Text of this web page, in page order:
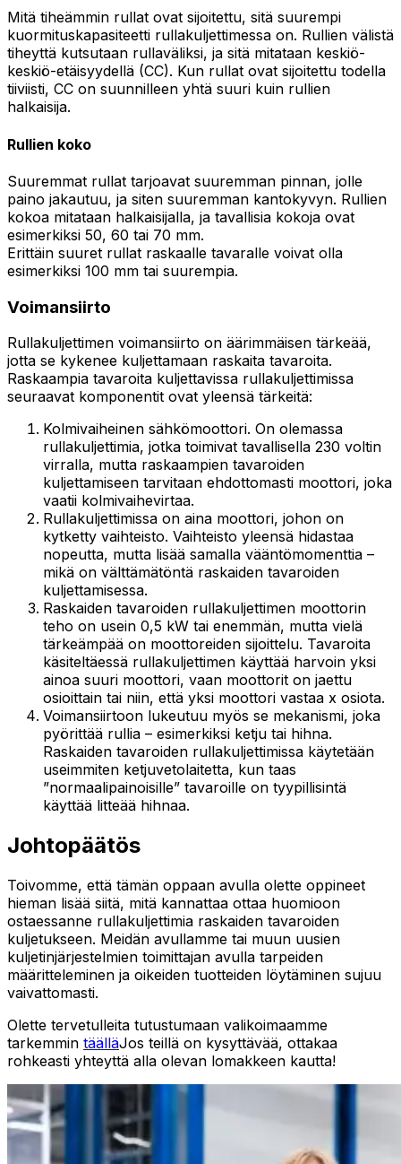
Mitä tiheämmin rullat ovat sijoitettu, sitä suurempi
kuormituskapasiteetti rullakuljettimessa on. Rullien välistä
tiheyttä kutsutaan rullaväliksi, ja sitä mitataan keskiö-
keskiö-etäisyydellä (CC). Kun rullat ovat sijoitettu todella
tiiviisti, CC on suunnilleen yhtä suuri kuin rullien
halkaisija.
Rullien koko
Suuremmat rullat tarjoavat suuremman pinnan, jolle
paino jakautuu, ja siten suuremman kantokyvyn. Rullien
kokoa mitataan halkaisijalla, ja tavallisia kokoja ovat
esimerkiksi 50, 60 tai 70 mm.
Erittäin suuret rullat raskaalle tavaralle voivat olla
esimerkiksi 100 mm tai suurempia.
Voimansiirto
Rullakuljettimen voimansiirto on äärimmäisen tärkeää,
jotta se kykenee kuljettamaan raskaita tavaroita.
Raskaampia tavaroita kuljettavissa rullakuljettimissa
seuraavat komponentit ovat yleensä tärkeitä:
Kolmivaiheinen sähkömoottori. On olemassa
rullakuljettimia, jotka toimivat tavallisella 230 voltin
virralla, mutta raskaampien tavaroiden
kuljettamiseen tarvitaan ehdottomasti moottori, joka
vaatii kolmivaihevirtaa.
Rullakuljettimissa on aina moottori, johon on
kytketty vaihteisto. Vaihteisto yleensä hidastaa
nopeutta, mutta lisää samalla vääntömomenttia –
mikä on välttämätöntä raskaiden tavaroiden
kuljettamisessa.
Raskaiden tavaroiden rullakuljettimen moottorin
teho on usein 0,5 kW tai enemmän, mutta vielä
tärkeämpää on moottoreiden sijoittelu. Tavaroita
käsiteltäessä rullakuljettimen käyttää harvoin yksi
ainoa suuri moottori, vaan moottorit on jaettu
osioittain tai niin, että yksi moottori vastaa x osiota.
Voimansiirtoon lukeutuu myös se mekanismi, joka
pyörittää rullia – esimerkiksi ketju tai hihna.
Raskaiden tavaroiden rullakuljettimissa käytetään
useimmiten ketjuvetolaitetta, kun taas
”normaalipainoisille” tavaroille on tyypillisintä
käyttää litteää hihnaa.
Johtopäätös
Toivomme, että tämän oppaan avulla olette oppineet
hieman lisää siitä, mitä kannattaa ottaa huomioon
ostaessanne rullakuljettimia raskaiden tavaroiden
kuljetukseen. Meidän avullamme tai muun uusien
kuljetinjärjestelmien toimittajan avulla tarpeiden
määritteleminen ja oikeiden tuotteiden löytäminen sujuu
vaivattomasti.
Olette tervetulleita tutustumaan valikoimaamme
tarkemmin täälläJos teillä on kysyttävää, ottakaa
rohkeasti yhteyttä alla olevan lomakkeen kautta!